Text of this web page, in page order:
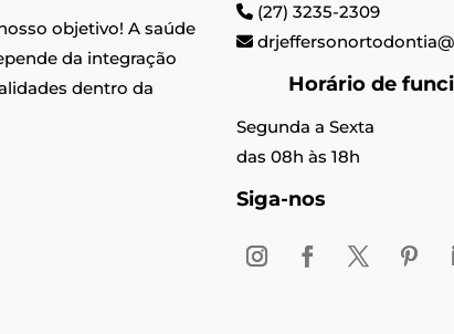
objetivo! A saúde
da integração
dentro da
(27) 3235-2309
Horário de
Segunda a Sexta
das 08h às 18h
Siga-nos